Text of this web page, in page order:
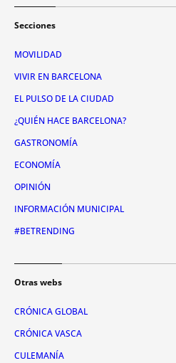
Secciones
MOVILIDAD
VIVIR EN BARCELONA
EL PULSO DE LA CIUDAD
¿QUIÉN HACE BARCELONA?
GASTRONOMÍA
ECONOMÍA
OPINIÓN
INFORMACIÓN MUNICIPAL
#BETRENDING
Otras webs
CRÓNICA GLOBAL
CRÓNICA VASCA
CULEMANÍA